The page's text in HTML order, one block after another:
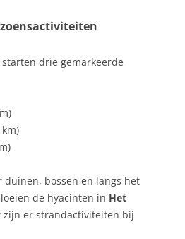
starten drie gemarkeerde
duinen, bossen en langs het
de hyacinten in Het
zijn er strandactiviteiten bij